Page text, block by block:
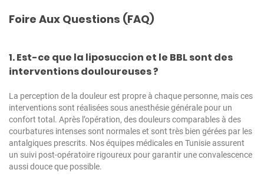
Foire Aux Questions (FAQ)
1. Est-ce que la liposuccion et le BBL sont des
interventions douloureuses ?
La perception de la douleur est propre à chaque personne, mais ces
interventions sont réalisées sous anesthésie générale pour un
confort total. Après l’opération, des douleurs comparables à des
courbatures intenses sont normales et sont très bien gérées par les
antalgiques prescrits. Nos équipes médicales en Tunisie assurent
un suivi post-opératoire rigoureux pour garantir une convalescence
aussi douce que possible.